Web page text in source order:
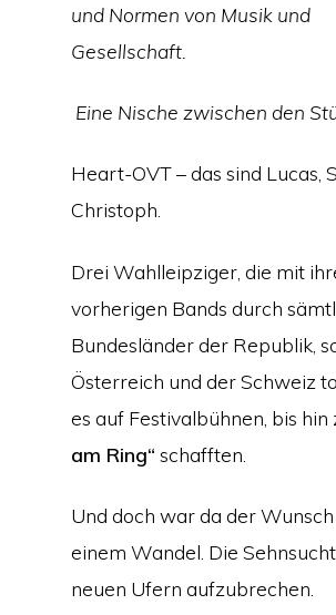
und Normen von Musik und
Gesellschaft.
Eine Nische zwischen den
Heart-OVT – das sind Lucas,
Christoph.
Drei Wahlleipziger, die mit
vorherigen Bands durch
Bundesländer der Republik,
Österreich und der Schweiz
es auf Festivalbühnen, bis hin
am Ring“ schafften.
Und doch war da der
einem Wandel. Die
neuen Ufern aufzubrechen.